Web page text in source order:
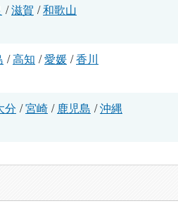
/滋賀 /和歌山
/高知 /愛媛 /香川
分 /宮崎 / 鹿児島 /沖縄